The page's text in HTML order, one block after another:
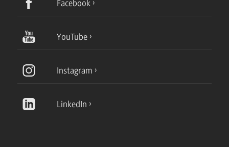
Facebook
YouTube
Instagram
LinkedIn